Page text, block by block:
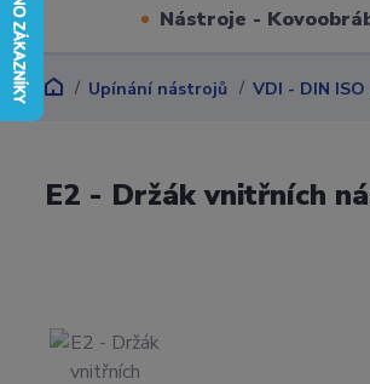
Nástroje -
Upínání nástrojů VDI - DIN ISO
E2 - Držák vnitřních